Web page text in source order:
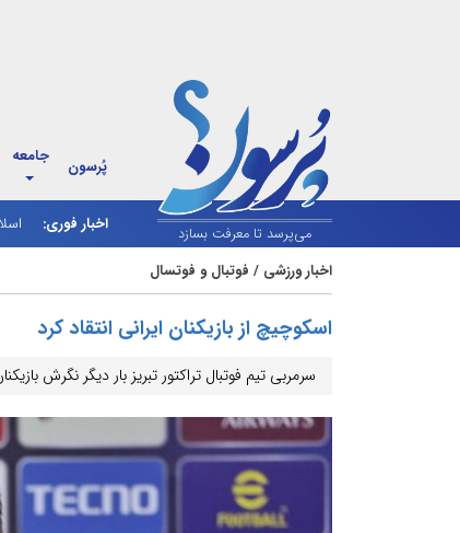
می‌پرسد تا معرفت بسازد
پُرسون جامعه
اخبار فوری:
اخبار ورزشی / فوتبال و فوتسال
اسکوچیچ از بازیکنان ایرانی انتقاد کرد
سرمربی تیم فوتبال تراکتور تبریز بار دیگر نگرش